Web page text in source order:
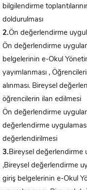
bilgilendirme
doldurulması
2.Ön değerlendirme
Ön değerlendirme
belgelerinin e-Okul
yayımlanması ,
alınması. Bireysel
öğrencilerin ilan edilmesi
Ön değerlendirme
değerlendirme
değerlendirilmesi
3.Bireysel değerlendirme
,Bireysel değerlendirme
giriş belgelerinin e-Okul